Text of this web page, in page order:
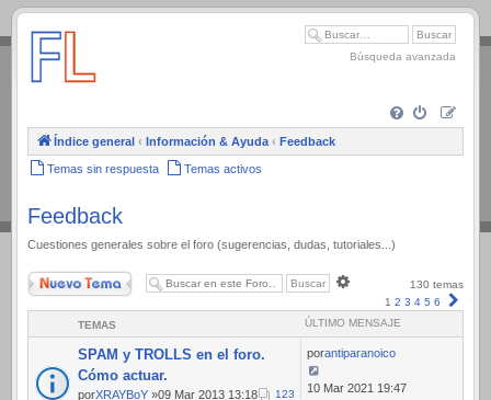
.
Búsqueda avanzada
Índice general ‹ Información & Ayuda ‹ Feedback
Temas sin respuesta Temas activos
Feedback
Cuestiones generales sobre el foro (sugerencias, dudas, tutoriales...)
Nuevo Tema
avanzada
130 temas
1 2 3 4 5 6
TEMAS ÚLTIMO MENSAJE
SPAM y TROLLS en el foro.
Cómo actuar.
porXRAYBoY »09 Mar 2013 13:18 123
porantiparanoico
10 Mar 2021 19:47